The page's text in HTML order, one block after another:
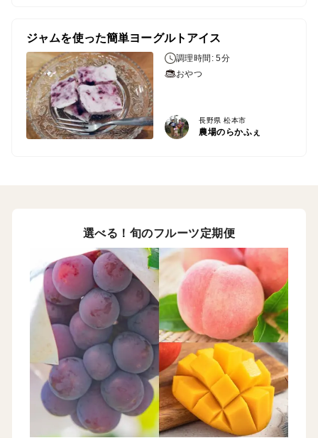
ジャムを使った簡単ヨーグルトアイス
調理時間: 5分
おやつ
長野県 松本市
農場のらかふぇ
選べる！旬のフルーツ定期便